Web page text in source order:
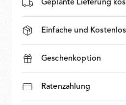
Geplante Lieferung
Einfache und
Geschenkoption
Ratenzahlung